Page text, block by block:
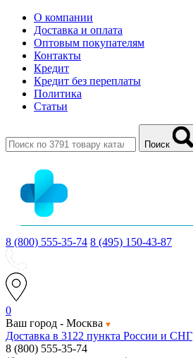
О компании
Доставка и оплата
Оптовым покупателям
Контакты
Кредит
Кредит без переплаты
Политика
Статьи
Поиск
8 (800) 555-35-74 8 (495) 150-43-87
0
Ваш город - Москва
Доставка в 3122 пункта России и СНГ
8 (800) 555-35-74